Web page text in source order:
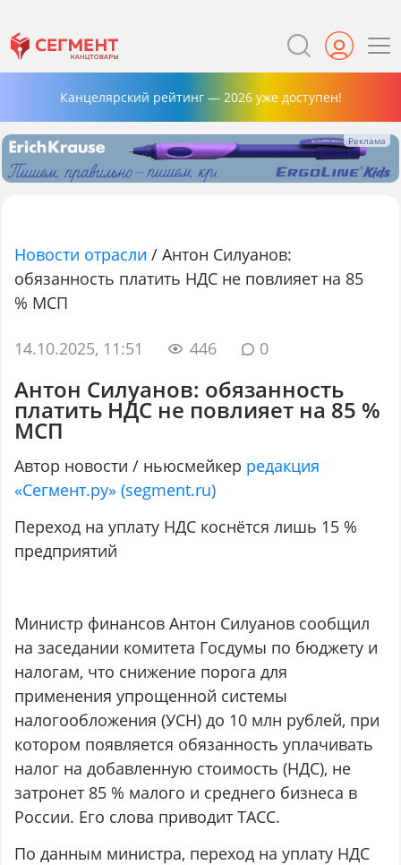
Канцелярский рейтинг — 2026 уже доступен!
Новости отрасли / Антон Силуанов:
обязанность платить НДС не повлияет на 85
% МСП
14.10.2025, 11:51 446 0
Антон Силуанов: обязанность
платить НДС не повлияет на 85 %
МСП
Автор новости / ньюсмейкер редакция
«Сегмент.ру» (segment.ru)
Переход на уплату НДС коснётся лишь 15 %
предприятий
Министр финансов Антон Силуанов сообщил
на заседании комитета Госдумы по бюджету и
налогам, что снижение порога для
применения упрощенной системы
налогообложения (УСН) до 10 млн рублей, при
котором появляется обязанность уплачивать
налог на добавленную стоимость (НДС), не
затронет 85 % малого и среднего бизнеса в
России. Его слова приводит ТАСС.
По данным министра, переход на уплату НДС